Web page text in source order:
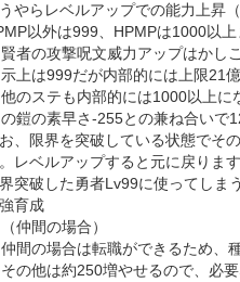
やらレベルアップでの能力上昇（
以外は999、HPMPは1000以上
賢者の攻撃呪文威力アップはかし
示上は999だが内部的には上限21
他のステも内部的には1000以上に
の鎧の素早さ-255との兼ね合いで
、限界を突破している状態でそ
レベルアップすると元に戻りま
突破した勇者Lv99に使ってしま
育成
（仲間の場合）
仲間の場合は転職ができるため、
その他は約250増やせるので、必